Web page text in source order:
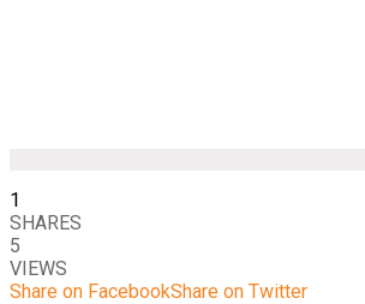
1
SHARES
5
VIEWS
Share on FacebookShare on Twitter